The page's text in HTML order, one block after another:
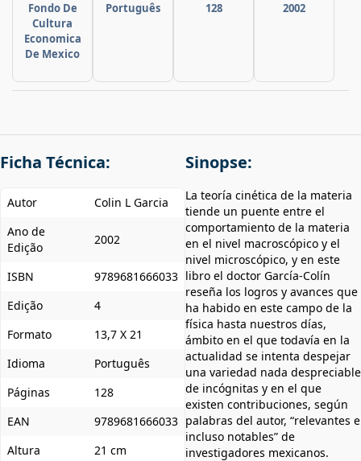
Fondo De
Cultura
Economica
De Mexico
Português 128 2002
Ficha Técnica:
Autor
Colin L Garcia
Ano de
Edição
2002
ISBN
9789681666033
Edição
4
Formato
13,7 X 21
Idioma
Português
Páginas
128
EAN
9789681666033
Altura
21 cm
Sinopse:
La teoría cinética de la materia
tiende un puente entre el
comportamiento de la materia
en el nivel macroscópico y el
nivel microscópico, y en este
libro el doctor García-Colín
reseña los logros y avances que
ha habido en este campo de la
física hasta nuestros días,
ámbito en el que todavía en la
actualidad se intenta despejar
una variedad nada despreciable
de incógnitas y en el que
existen contribuciones, según
palabras del autor, “relevantes e
incluso notables” de
investigadores mexicanos.